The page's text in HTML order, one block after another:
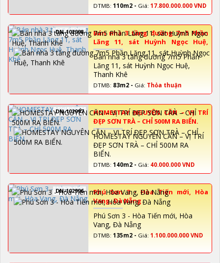
DTMB: 110m2 - Giá: 17.800.000.000 VND
DN-102998
Bán nhà 3 tầng đường 7m5 Phần
Lăng 11, sát Huỳnh Ngọc Huệ,
Thanh Khê
Bán nhà 3 tầng đường 7m5 Phần
Lăng 11, sát Huỳnh Ngọc Huệ,
Thanh Khê
DTMB: 83m2 - Giá: Thỏa thuận
DN-102997
HOMESTAY NGUYÊN CĂN – VỊ TRÍ
ĐẸP SƠN TRÀ – CHỈ 500M RA BIỂN.
HOMESTAY NGUYÊN CĂN – VỊ TRÍ
ĐẸP SƠN TRÀ – CHỈ 500M RA
BIỂN.
DTMB: 140m2 - Giá: 40.000.000 VND
DN-102996
Phú Sơn 3 - Hòa Tiến mới, Hòa
Vang, Đà Nẵng
Phú Sơn 3 - Hòa Tiến mới, Hòa
Vang, Đà Nẵng
DTMB: 135m2 - Giá: 1.100.000.000 VND